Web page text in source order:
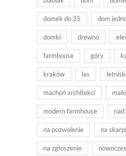
domek do 35 dom
domki drewno
farmhouse góry
kraków las
machoń architekci
modern farmhouse
na pozwolenie na
na zgłoszenie